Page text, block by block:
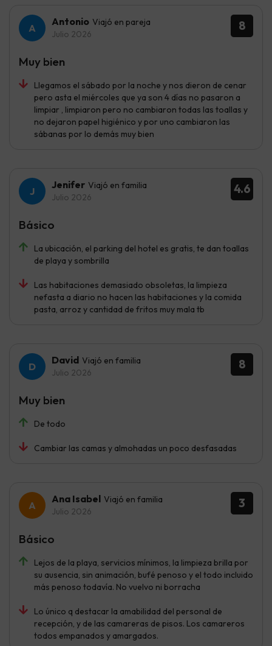
8
Antonio Viajó en pareja
Julio 2026
Llegamos el sábado por la noche y nos dieron de cenar
pero asta el miércoles que ya son 4 días no pasaron a
limpiar , limpiaron pero no cambiaron todas las toallas y
no dejaron papel higiénico y por uno cambiaron las
sábanas por lo demás muy bien
Muy bien
4.6
Jenifer Viajó en familia
Julio 2026
La ubicación, el parking del hotel es gratis, te dan toallas
de playa y sombrilla
Las habitaciones demasiado obsoletas, la limpieza
nefasta a diario no hacen las habitaciones y la comida
pasta, arroz y cantidad de fritos muy mala tb
Básico
8
David Viajó en familia
Julio 2026
De todo
Cambiar las camas y almohadas un poco desfasadas
Muy bien
3
Ana Isabel Viajó en familia
Julio 2026
Lejos de la playa, servicios mínimos, la limpieza brilla por
su ausencia, sin animación, bufé penoso y el todo incluido
más penoso todavía. No vuelvo ni borracha
Lo único q destacar la amabilidad del personal de
recepción, y de las camareras de pisos. Los camareros
todos empanados y amargados.
Básico